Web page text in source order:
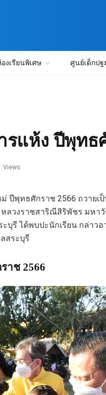
งเรียนพิเศษ ศูนย์เด็กป
แห้ง ปีพุทธ
Views
พุทธศักราช 2566 ถวายเ
หลวงราชสาริณีสิริพัชร มหา
บุรี ได้พบปะนักเรียน กล่าว
สระบุรี
าช 2566